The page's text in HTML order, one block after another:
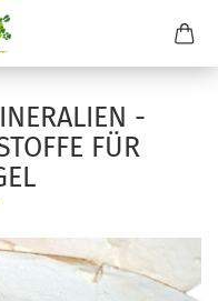
-
FÜR